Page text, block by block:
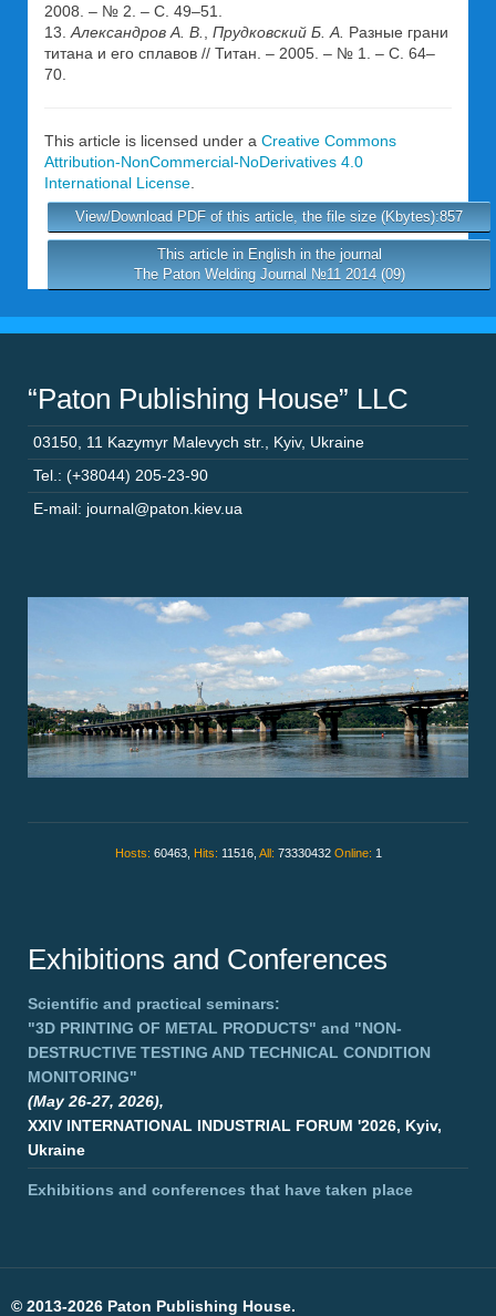
2008. – № 2. – С. 49–51.
13. Александров А. В. Прудковский Б. А. Разные грани
титана и его сплавов // Титан. – 2005. – № 1. – С. 64–
70.
This article is licensed under a Creative Commons
Attribution-NonCommercial-NoDerivatives 4.0
International License
View/Download PDF of this article, the file size (Kbytes):857
This article in English in the journal
The Paton Welding Journal №11 2014 (09)
“Paton Publishing House” LLC
03150 11 Kazymyr Malevych str. Kyiv, Ukraine
Tel.: (+38044) 205-23-90
E-mail: journal@paton.kiev.ua
Hosts: 60463, Hits: 11516, All: 73330432 Online: 1
Exhibitions and Conferences
Scientific and practical seminars:
"3D PRINTING OF METAL PRODUCTS" and "NON-
DESTRUCTIVE TESTING AND TECHNICAL CONDITION
MONITORING"
(May 26-27, 2026),
XXIV INTERNATIONAL INDUSTRIAL FORUM '2026, Kyiv,
Ukraine
Exhibitions and conferences that have taken place
© 2013-2026 Paton Publishing House.